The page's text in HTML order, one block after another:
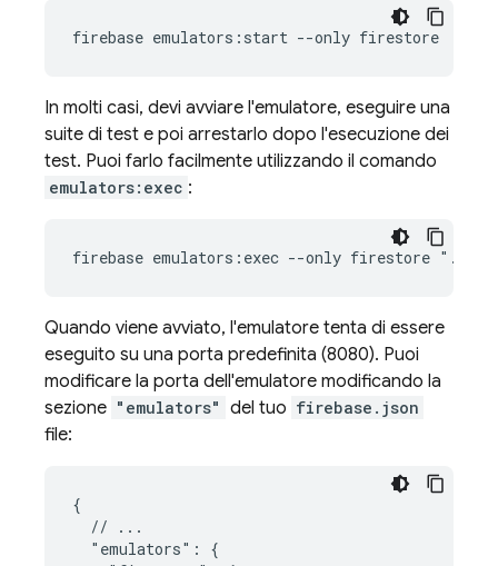
firebase emulators:start --only firestore
In molti casi, devi avviare l'emulatore, eseguire una
suite di test e poi arrestarlo dopo l'esecuzione dei
test. Puoi farlo facilmente utilizzando il comando
emulators:exec :
firebase emulators:exec --only firestore "./
Quando viene avviato, l'emulatore tenta di essere
eseguito su una porta predefinita (8080). Puoi
modificare la porta dell'emulatore modificando la
sezione "emulators" del tuo firebase.json
file:
{
  // ...
  "emulators": {